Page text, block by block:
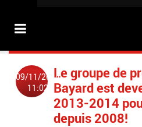
09/11/2014
11:02
Le groupe de
Bayard est
2013-2014
depuis 2008!